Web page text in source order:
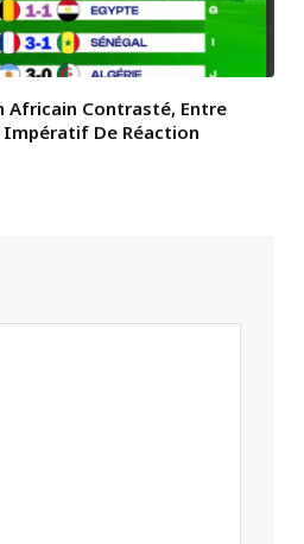
Africain Contrasté, Entre
Impératif De Réaction